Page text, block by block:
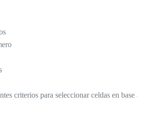
criterios para seleccionar celdas en base a